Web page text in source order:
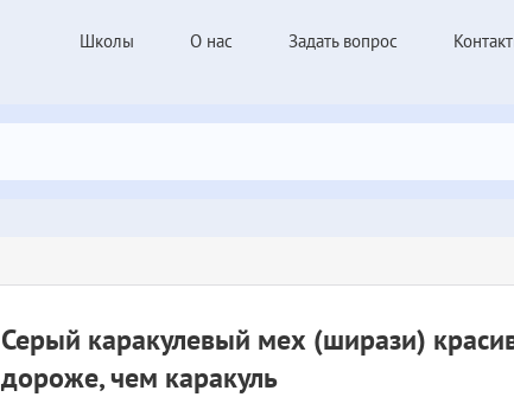
Школы О нас Задать вопрос
Серый каракулевый мех (ширази)
дороже, чем каракуль